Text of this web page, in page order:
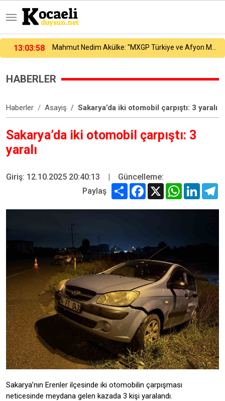
12:58:53 Alkol sonrası rahatsızlanan genç hayatını kaybetti
HABERLER
Haberler Asayiş Sakarya’da iki otomobil çarpıştı: 3 yaralı
Sakarya’da iki otomobil çarpıştı: 3
yaralı
Giriş: 12.10.2025 20:40:13 |
Güncelleme:
Paylaş
Share Facebook
X WhatsApp
Sakarya’nın Erenler ilçesinde iki otomobilin çarpışması
neticesinde meydana gelen kazada 3 kişi yaralandı.